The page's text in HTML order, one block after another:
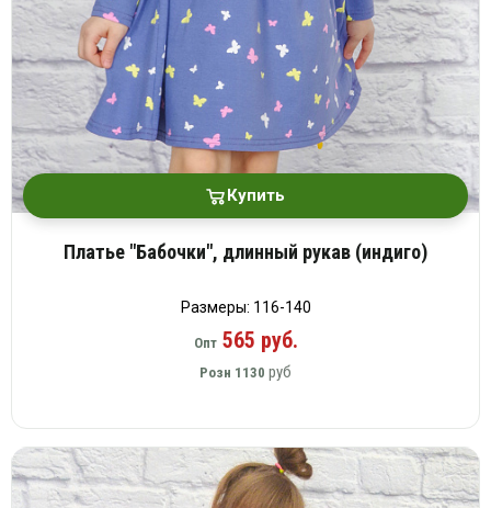
Купить
Платье "Бабочки", длинный рукав (индиго)
Размеры: 116-140
Опт565 руб.
Розн 1130 руб